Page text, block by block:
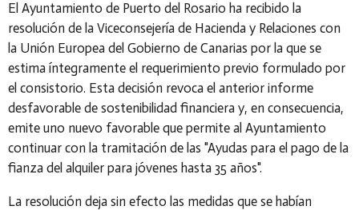
El Ayuntamiento de Puerto del Rosario ha recibido la
resolución de la Viceconsejería de Hacienda y Relaciones con
la Unión Europea del Gobierno de Canarias por la que se
estima íntegramente el requerimiento previo formulado por
el consistorio. Esta decisión revoca el anterior informe
desfavorable de sostenibilidad financiera y, en consecuencia,
emite uno nuevo favorable que permite al Ayuntamiento
continuar con la tramitación de las "Ayudas para el pago de la
fianza del alquiler para jóvenes hasta 35 años".
La resolución deja sin efecto las medidas que se habían